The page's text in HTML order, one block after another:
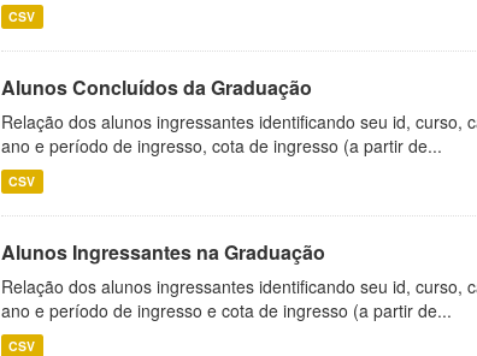
CSV
Alunos Concluídos da Graduação
Relação dos alunos ingressantes identificando seu id,
ano e período de ingresso, cota de ingresso (a partir de...
CSV
Alunos Ingressantes na Graduação
Relação dos alunos ingressantes identificando seu id,
ano e período de ingresso e cota de ingresso (a partir de...
CSV